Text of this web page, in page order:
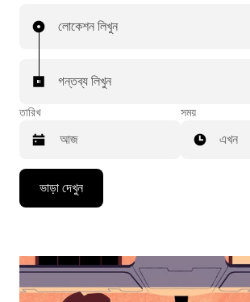
লোকেশন লিখুন
গন্তব্য লিখুন
তারিখ
Press
down
interact
the
সময়
এখন
ভাড়া দেখুন